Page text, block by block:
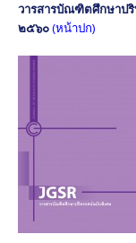
๒๕๖๒
วารส
มิ.ย. –
วารส
วารสา
วารสารบัณฑิตศึกษาป
๒๕๖๐(หน้าปก)